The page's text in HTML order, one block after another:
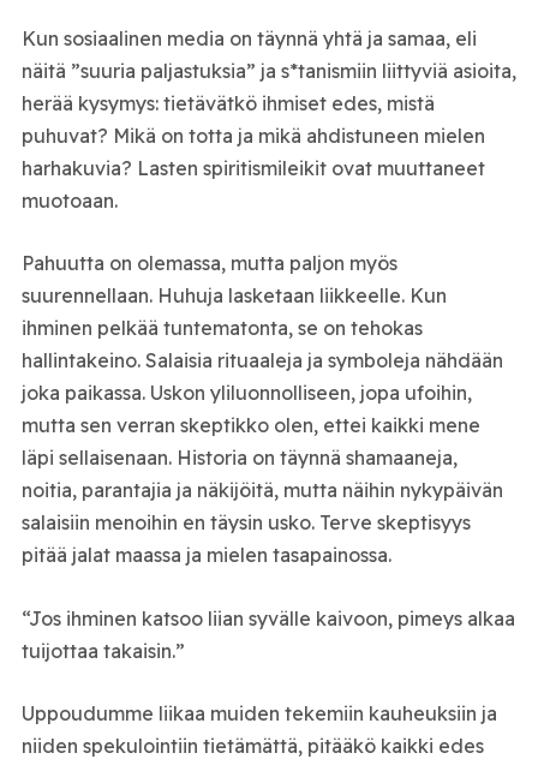
Kun sosiaalinen media on täynnä yhtä ja samaa, eli
näitä ”suuria paljastuksia” ja s*tanismiin liittyviä asioita,
herää kysymys: tietävätkö ihmiset edes, mistä
puhuvat? Mikä on totta ja mikä ahdistuneen mielen
harhakuvia? Lasten spiritismileikit ovat muuttaneet
muotoaan.
Pahuutta on olemassa, mutta paljon myös
suurennellaan. Huhuja lasketaan liikkeelle. Kun
ihminen pelkää tuntematonta, se on tehokas
hallintakeino. Salaisia rituaaleja ja symboleja nähdään
joka paikassa. Uskon yliluonnolliseen, jopa ufoihin,
mutta sen verran skeptikko olen, ettei kaikki mene
läpi sellaisenaan. Historia on täynnä shamaaneja,
noitia, parantajia ja näkijöitä, mutta näihin nykypäivän
salaisiin menoihin en täysin usko. Terve skeptisyys
pitää jalat maassa ja mielen tasapainossa.
“Jos ihminen katsoo liian syvälle kaivoon, pimeys alkaa
tuijottaa takaisin.”
Uppoudumme liikaa muiden tekemiin kauheuksiin ja
niiden spekulointiin tietämättä, pitääkö kaikki edes